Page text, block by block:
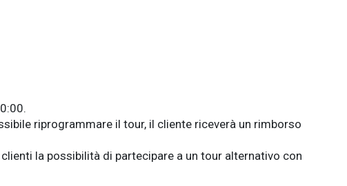
riprogrammare il tour, il cliente riceverà un rimborso
la possibilità di partecipare a un tour alternativo con